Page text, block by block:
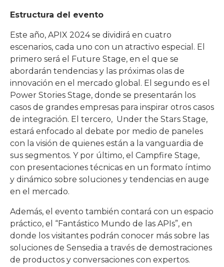
Estructura del evento
Este año, APIX 2024 se dividirá en cuatro
escenarios, cada uno con un atractivo especial. El
primero será el Future Stage, en el que se
abordarán tendencias y las próximas olas de
innovación en el mercado global. El segundo es el
Power Stories Stage, donde se presentarán los
casos de grandes empresas para inspirar otros casos
de integración. El tercero, Under the Stars Stage,
estará enfocado al debate por medio de paneles
con la visión de quienes están a la vanguardia de
sus segmentos. Y por último, el Campfire Stage,
con presentaciones técnicas en un formato íntimo
y dinámico sobre soluciones y tendencias en auge
en el mercado.
Además, el evento también contará con un espacio
práctico, el “Fantástico Mundo de las APIs”, en
donde los visitantes podrán conocer más sobre las
soluciones de Sensedia a través de demostraciones
de productos y conversaciones con expertos.